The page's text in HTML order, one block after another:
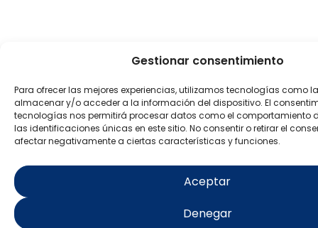
Gestionar consentimiento
Para ofrecer las mejores experiencias, utilizamos tecnologías como
almacenar y/o acceder a la información del dispositivo. El
tecnologías nos permitirá procesar datos como el comportamiento
las identificaciones únicas en este sitio. No consentir o retirar el
afectar negativamente a ciertas características y funciones.
Aceptar
Denegar